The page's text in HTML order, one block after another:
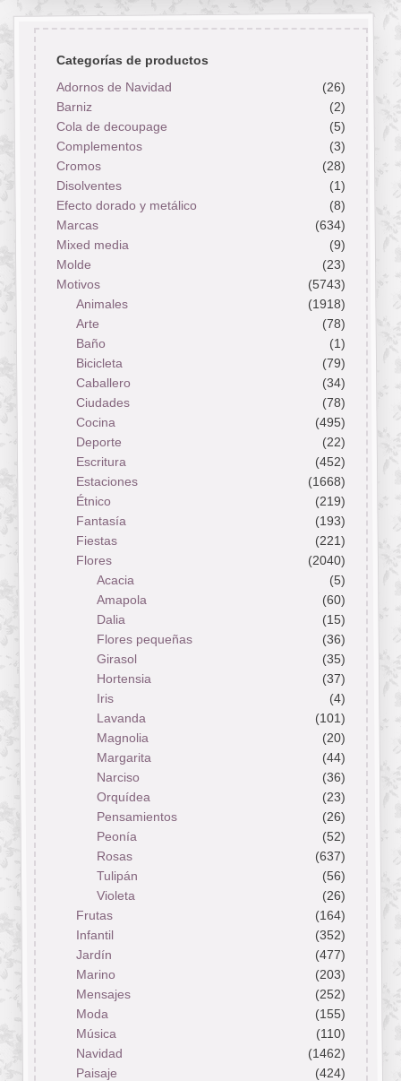
Categorías de productos
Adornos de Navidad
(26)
Barniz
(2)
Cola de decoupage
(5)
Complementos
(3)
Cromos
(28)
Disolventes
(1)
Efecto dorado y metálico
(8)
Marcas
(634)
Mixed media
(9)
Molde
(23)
Motivos
(5743)
Animales
(1918)
Arte
(78)
Baño
(1)
Bicicleta
(79)
Caballero
(34)
Ciudades
(78)
Cocina
(495)
Deporte
(22)
Escritura
(452)
Estaciones
(1668)
Étnico
(219)
Fantasía
(193)
Fiestas
(221)
Flores
(2040)
Acacia
(5)
Amapola
(60)
Dalia
(15)
Flores pequeñas
(36)
Girasol
(35)
Hortensia
(37)
Iris
(4)
Lavanda
(101)
Magnolia
(20)
Margarita
(44)
Narciso
(36)
Orquídea
(23)
Pensamientos
(26)
Peonía
(52)
Rosas
(637)
Tulipán
(56)
Violeta
(26)
Frutas
(164)
Infantil
(352)
Jardín
(477)
Marino
(203)
Mensajes
(252)
Moda
(155)
Música
(110)
Navidad
(1462)
Paisaje
(424)